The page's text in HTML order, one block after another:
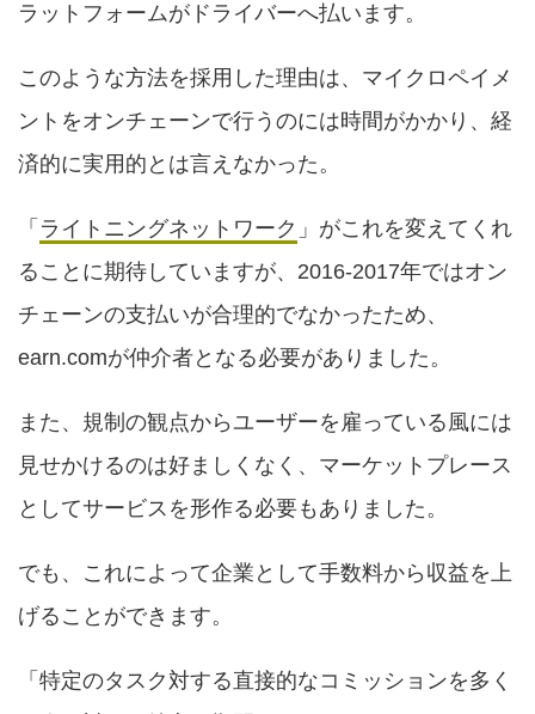
ラットフォームがドライバーへ払います。
このような方法を採用した理由は、マイクロペイメ
ントをオンチェーンで行うのには時間がかかり、経
済的に実用的とは言えなかった。
「 ライトニングネットワーク 」がこれを変えてくれ
ることに期待していますが、2016-2017年ではオン
チェーンの支払いが合理的でなかったため、
earn.comが仲介者となる必要がありました。
また、規制の観点からユーザーを雇っている風には
見せかけるのは好ましくなく、マーケットプレース
としてサービスを形作る必要もありました。
でも、これによって企業として手数料から収益を上
げることができます。
「特定のタスク対する直接的なコミッションを多く